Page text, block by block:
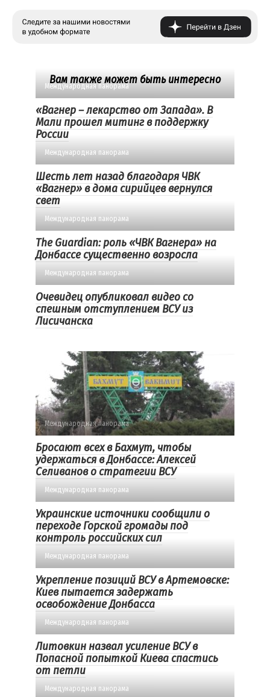
Вам также может быть интересно
Международная панорама
«Вагнер – лекарство от Запада». В
Мали прошел митинг в поддержку
России
Международная панорама
Шесть лет назад благодаря ЧВК
«Вагнер» в дома сирийцев вернулся
свет
Международная панорама
The Guardian: роль «ЧВК Вагнера» на
Донбассе существенно возросла
Международная панорама
Очевидец опубликовал видео со
спешным отступлением ВСУ из
Лисичанска
Международная панорама
Бросают всех в Бахмут, чтобы
удержаться в Донбассе: Алексей
Селиванов о стратегии ВСУ
Международная панорама
Украинские источники сообщили о
переходе Горской громады под
контроль российских сил
Международная панорама
Укрепление позиций ВСУ в Артемовске:
Киев пытается задержать
освобождение Донбасса
Международная панорама
Литовкин назвал усиление ВСУ в
Попасной попыткой Киева спастись
от петли
Международная панорама